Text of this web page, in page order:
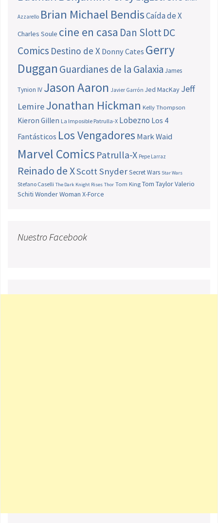
Azzarello Brian Michael BendisCaída de X
Charles Soule cine en casa Dan SlottDC
Comics Destino de X Donny Cates Gerry
Duggan Guardianes de la Galaxia James
Tynion IV Jason Aaron Javier Garrón Jed MacKay Jeff
LemireJonathan Hickman Kelly Thompson
Kieron Gillen La Imposible Patrulla-X Lobezno Los 4
Fantásticos Los Vengadores Mark Waid
Marvel Comics Patrulla-X Pepe Larraz
Reinado de XScott SnyderSecret Wars Star Wars
Stefano Caselli The Dark Knight Rises Thor Tom King Tom TaylorValerio
Schiti Wonder Woman X-Force
Nuestro Facebook